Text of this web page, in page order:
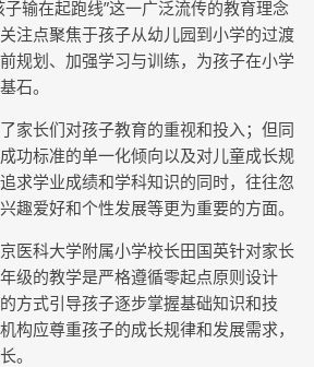
输在起跑线”这一广泛流传的教育理念
注点聚焦于孩子从幼儿园到小学的过渡
规划、加强学习与训练，为孩子在小学
石。
家长们对孩子教育的重视和投入；但同
功标准的单一化倾向以及对儿童成长规
求学业成绩和学科知识的同时，往往忽
趣爱好和个性发展等更为重要的方面。
医科大学附属小学校长田国英针对家长
级的教学是严格遵循零起点原则设计
方式引导孩子逐步掌握基础知识和技
构应尊重孩子的成长规律和发展需求，
。